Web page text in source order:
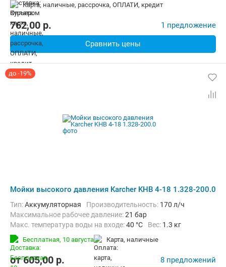
карта, наличные, рассрочка, ОПЛАТИ, кредит
762,00 p. 1 предложение
Сравнить цены
до -19%
Мойки высокого давления Karcher KHB 4-18 1.328-200.0
Тип:Аккумуляторная Производительность: 170 л/ч
Максимальное рабочее давление:21 бар
Макс. температура воды на входе:40 °C Вес: 1.3 кг
Бесплатная, 10 августа карта, наличные
от605,00 p. 8 предложений